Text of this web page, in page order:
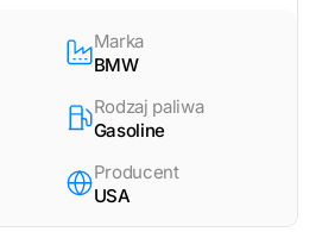
Marka
BMW
Rodzaj paliwa
Gasoline
Producent
USA